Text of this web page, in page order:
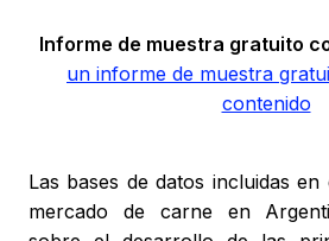
Informe de muestra gratuito
un informe de muestra
contenido
Las bases de datos incluidas
mercado de carne en